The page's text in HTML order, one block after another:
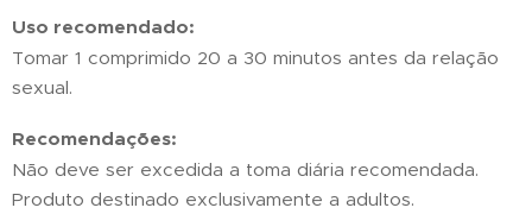
Uso recomendado:
Tomar 1 comprimido 20 a 30 minutos antes da relação
sexual.
Recomendações:
Não deve ser excedida a toma diária recomendada.
Produto destinado exclusivamente a adultos.